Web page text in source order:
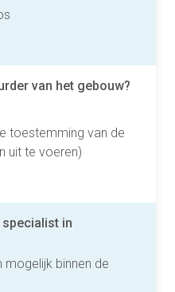
van het gebouw?
toestemming van de
uit te voeren)
specialist in
mogelijk binnen de